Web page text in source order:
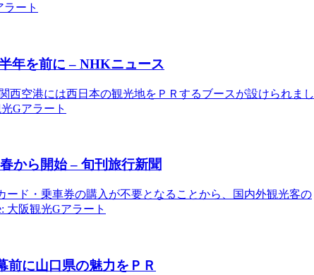
ート
年を前に – NHKニュース
西空港には西日本の観光地をＰＲするブースが設けられまし
Gアラート
から開始 – 旬刊旅行新聞
ド・乗車券の購入が不要となることから、国内外観光客の
大阪観光Gアラート
前に山口県の魅力をＰＲ